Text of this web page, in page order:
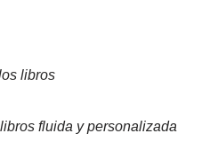
libros
fluida y personalizada